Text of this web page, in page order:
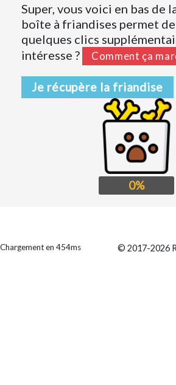
Super, vous voici en bas de
boîte à friandises permet
quelques clics
intéresse ?
Comment ça
Je récupère la friandise
0%
Chargement en 454ms © 2017-2026